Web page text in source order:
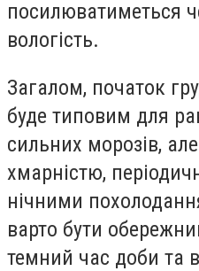
посилюватиметься
вологість.
Загалом, початок
буде типовим для
сильних морозів,
хмарністю,
нічними
варто бути
темний час доби та